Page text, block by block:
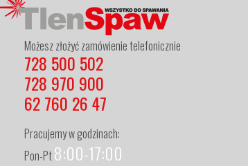
Możesz złożyć zamówienie telefonicznie
728 500 502
728 970 900
62 760 26 47
Pracujemy w godzinach:
Pon-Pt8:00-17:00